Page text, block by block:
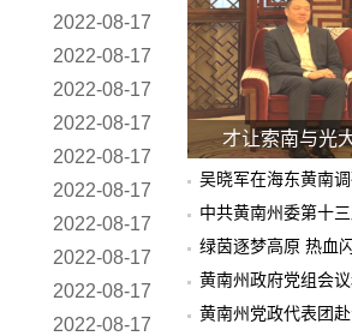
2022-08-17
2022-08-17
2022-08-17
2022-08-17
2022-08-17
2022-08-17
2022-08-17
2022-08-17
2022-08-17
2022-08-17
才让索南与光
吴晓军在海东黄南
质量发展专题会
中共黄南州委第十
绿茵逐梦高原 热血
球”超级联赛黄南赛
黄南州政府党组会
黄南州党政代表团